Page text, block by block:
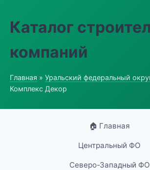
Каталог
компаний
Главная » Уральский федеральный
Комплекс Декор
🏠 Главная
Центральный ФО
Северо-Западный ФО